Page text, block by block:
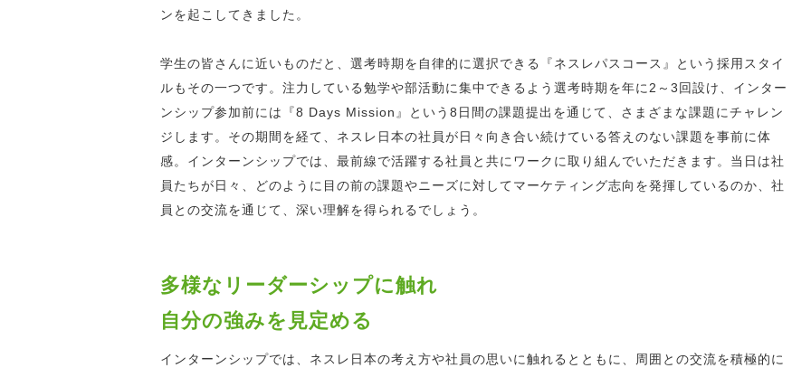
ンを起こしてきました。
学生の皆さんに近いものだと、選考時期を自律的に選択できる『ネスレパスコース』という採用スタイ
ルもその一つです。注力している勉学や部活動に集中できるよう選考時期を年に2～3回設け、インター
ンシップ参加前には『8 Days Mission』という8日間の課題提出を通じて、さまざまな課題にチャレン
ジします。その期間を経て、ネスレ日本の社員が日々向き合い続けている答えのない課題を事前に体
感。インターンシップでは、最前線で活躍する社員と共にワークに取り組んでいただきます。当日は社
員たちが日々、どのように目の前の課題やニーズに対してマーケティング志向を発揮しているのか、社
員との交流を通じて、深い理解を得られるでしょう。
多様なリーダーシップに触れ
自分の強みを見定める
インターンシップでは、ネスレ日本の考え方や社員の思いに触れるとともに、周囲との交流を積極的に